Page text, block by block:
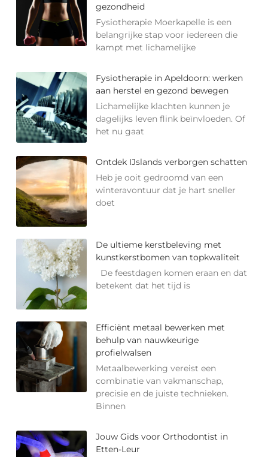
gezondheid
Fysiotherapie Moerkapelle is een
belangrijke stap voor iedereen die
kampt met lichamelijke
Fysiotherapie in Apeldoorn: werken
aan herstel en gezond bewegen
Lichamelijke klachten kunnen je
dagelijks leven flink beïnvloeden. Of
het nu gaat
Ontdek IJslands verborgen schatten
Heb je ooit gedroomd van een
winteravontuur dat je hart sneller
doet
De ultieme kerstbeleving met
kunstkerstbomen van topkwaliteit
De feestdagen komen eraan en dat
betekent dat het tijd is
Efficiënt metaal bewerken met
behulp van nauwkeurige
profielwalsen
Metaalbewerking vereist een
combinatie van vakmanschap,
precisie en de juiste technieken.
Binnen
Jouw Gids voor Orthodontist in
Etten-Leur